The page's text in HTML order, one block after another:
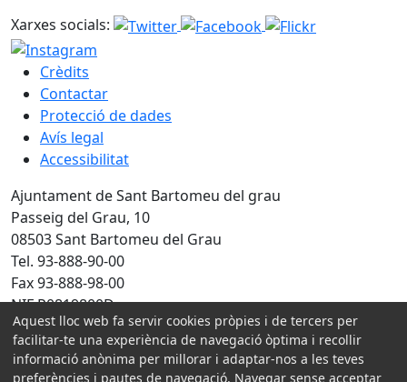
Xarxes socials:
Crèdits
Contactar
Protecció de dades
Avís legal
Accessibilitat
Ajuntament de Sant Bartomeu del grau
Passeig del Grau, 10
08503 Sant Bartomeu del Grau
Tel. 93-888-90-00
Fax 93-888-98-00
NIF P0819800D
Amb la col·laboració de:
Aquest lloc web fa servir cookies pròpies i de tercers per
facilitar-te una experiència de navegació òptima i recollir
informació anònima per millorar i adaptar-nos a les teves
preferències i pautes de navegació. Navegar sense acceptar